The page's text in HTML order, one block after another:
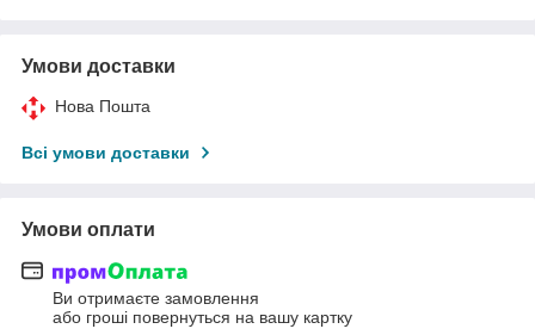
Умови доставки
Нова Пошта
Всі умови доставки
Умови оплати
Ви отримаєте замовлення
або гроші повернуться на вашу картку